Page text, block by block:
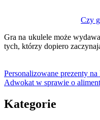
Czy
Gra na ukulele może
tych, którzy dopiero
Personalizowane prezenty
Adwokat w sprawie o
Kategorie